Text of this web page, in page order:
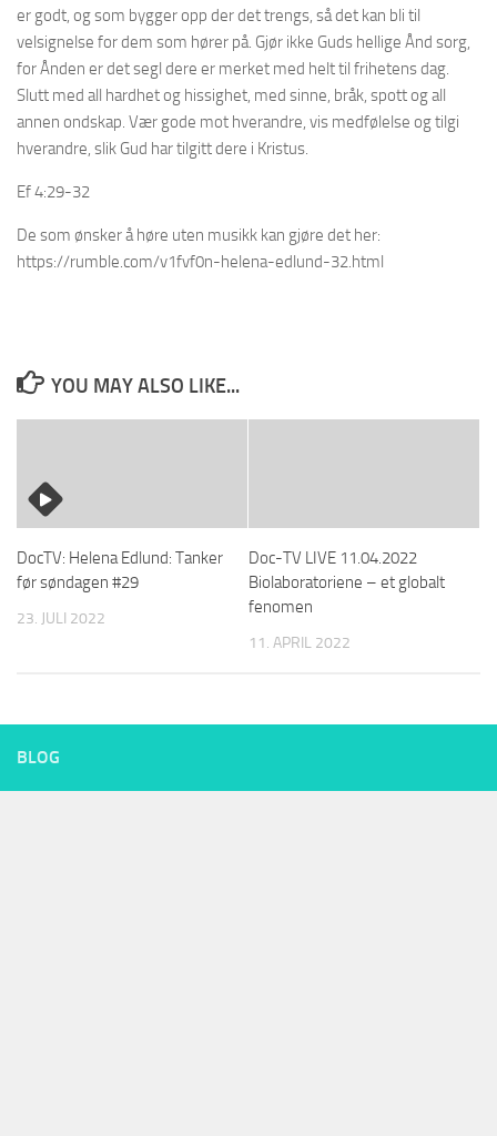
er godt, og som bygger opp der det trengs, så det kan bli til
velsignelse for dem som hører på. Gjør ikke Guds hellige Ånd sorg,
for Ånden er det segl dere er merket med helt til frihetens dag.
Slutt med all hardhet og hissighet, med sinne, bråk, spott og all
annen ondskap. Vær gode mot hverandre, vis medfølelse og tilgi
hverandre, slik Gud har tilgitt dere i Kristus.
Ef 4:29-32
De som ønsker å høre uten musikk kan gjøre det her:
https://rumble.com/v1fvf0n-helena-edlund-32.html
YOU MAY ALSO LIKE...
DocTV: Helena Edlund: Tanker
før søndagen #29
23. JULI 2022
Doc-TV LIVE 11.04.2022
Biolaboratoriene – et globalt
fenomen
11. APRIL 2022
BLOG